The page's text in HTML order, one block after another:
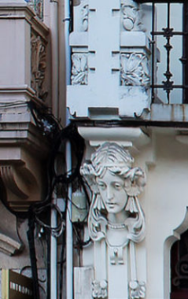
Saltar
contenido